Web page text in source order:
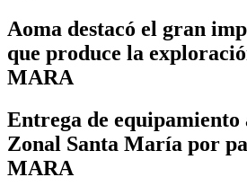
Aoma destacó el gran
que produce la
MARA
Entrega de equipamiento
Zonal Santa María por
MARA